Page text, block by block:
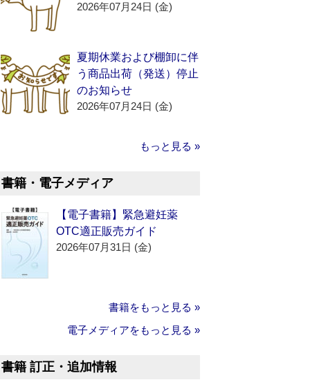
2026年07月24日 (金)
夏期休業および棚卸に伴
う商品出荷（発送）停止
のお知らせ
2026年07月24日 (金)
もっと見る »
書籍・電子メディア
【電子書籍】緊急避妊薬
OTC適正販売ガイド
2026年07月31日 (金)
書籍をもっと見る »
電子メディアをもっと見る »
書籍 訂正・追加情報